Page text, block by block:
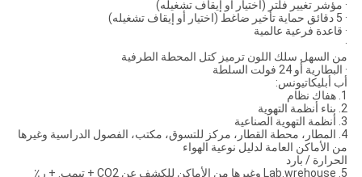
· مؤشر تغيير فلتر (اختيار أو إيقاف تشغيله)
· 5 دقائق حماية تأخير ضاغط (اختيار أو إيقاف تشغيله)
· قاعدة فرعية عالمية
·
من السهل سلك اللون ترميز كتل المحطة الطرفية
· البطارية أو 24 فولت السلطة
أب أبليكاتيونس:
1. هفاك نظام
2. بناء أنظمة التهوية
3. أنظمة التهوية الصناعية
4. المطار، محطة القطار، مركز للتسوق، مكتب، الفصول الدراسية وغيرها
من الأماكن العامة لدليل نوعية الهواء
الحرارة / بارد
5. Lab.wrehouse وغيرها من الأماكن للكشف عن CO2 + تيمب. + ر٪